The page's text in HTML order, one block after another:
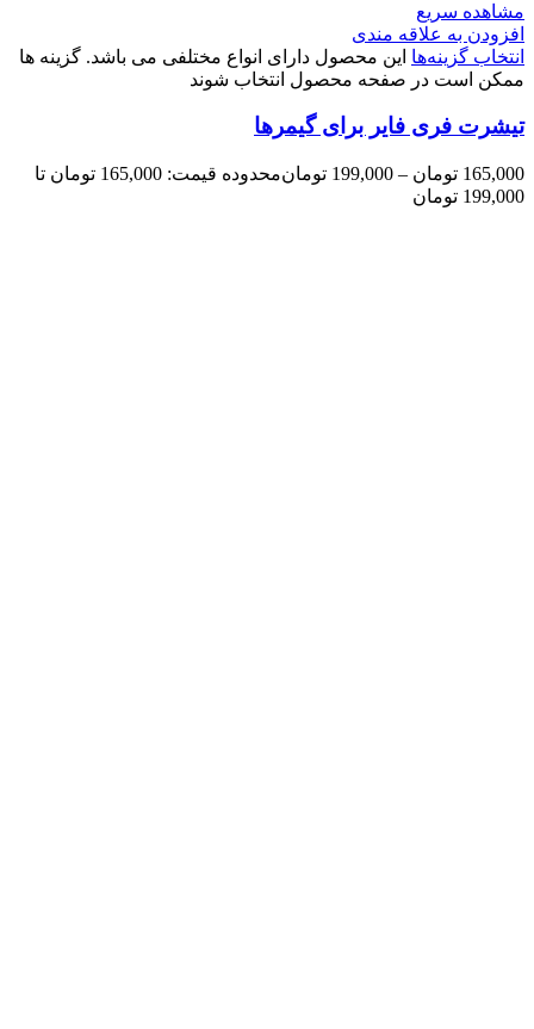
مشاهده سریع
افزودن به علاقه مندی
انتخاب گزینه‌ها این محصول دارای انواع مختلفی می باشد. گزینه ها
ممکن است در صفحه محصول انتخاب شوند
تیشرت فری فایر برای گیمرها
165,000 تومان –
199,000 تومان
محدوده قیمت: 165,000 تومان تا
199,000 تومان